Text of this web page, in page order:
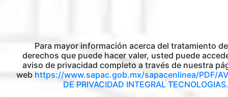
Para mayor información acerca del tratamiento
derechos que puede hacer valer, usted puede
aviso de privacidad completo a través de nuestra
web https://www.sapac.gob.mx/sapacenlinea/PDF/
DE PRIVACIDAD INTEGRAL